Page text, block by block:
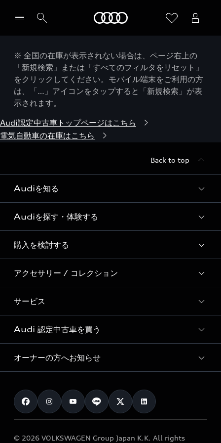
※ 全国の在庫が表示されない場合は、ページ右上の
「新規検索」または「すべてのフィルタをリセット」
をクリックしてください。モバイル端末をご利用の方
は、「…」アイコンをタップすると「新規検索」が表
示されます。
Audi認定中古車トップページはこちら
電気自動車の在庫はこちら
Back to top
Audiを知る
Audi ブランド
Story of Progress
Audi Sport
Formula 1®
デジタルサービス
Audiを探す・体験する
ディーラー検索
新車在庫検索
試乗車・展示車検索
見積り依頼
試乗予約
購入を検討する
モデル一覧
特別仕様モデル / 限定モデル
e-tronラインアップ
価格シミュレーション
車両比較
カタログ一覧
アクセサリー / コレクション
純正アクセサリー
オンラインショップ
Audi collection
アウディナビアプリ
サービス
サービス入庫予約
サービスプログラム
メンテナンス
車検 / 定期点検
e-tronアフターサポート
Audi 認定中古車を買う
Audi認定中古車
クオリティ
保証
メンテナンス
オーナーの方へお知らせ
お知らせ
オーナー様向けキャンペーン
© 2026 VOLKSWAGEN Group Japan K.K. All rights